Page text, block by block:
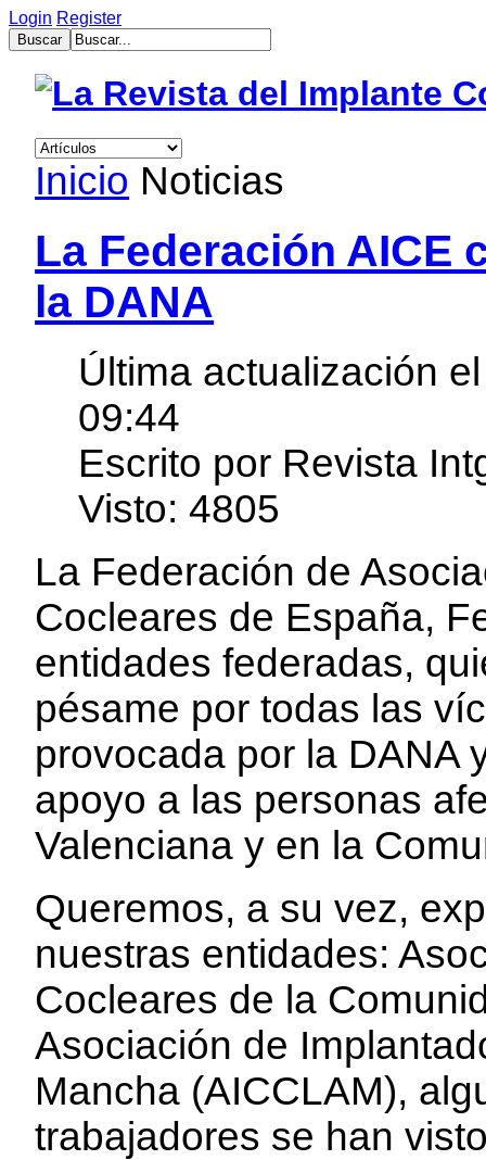
Login Register
Inicio Noticias
La Federación AICE
la DANA
Última actualización
09:44
Escrito por Revista
Visto: 4805
La Federación de
Cocleares de España,
entidades federadas,
pésame por todas las
provocada por la DANA
apoyo a las personas
Valenciana y en la
Queremos, a su vez,
nuestras entidades:
Cocleares de la
Asociación de
Mancha (AICCLAM),
trabajadores se han
muğla
escort
bayan
escort
aydın
bayan
escort
çanakkale
balıkesir
bayan
escort